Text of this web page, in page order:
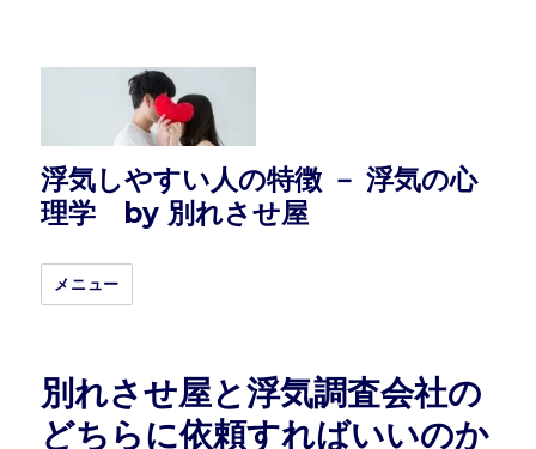
浮気しやすい人の特徴 － 浮気の心
理学 by 別れさせ屋
メニュー
別れさせ屋と浮気調査会社の
どちらに依頼すればいいのか